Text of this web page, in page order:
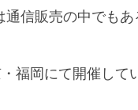
信販売の中でも
福岡にて開催して